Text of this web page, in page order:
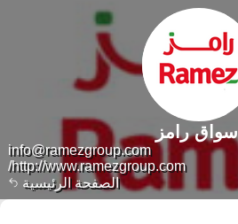
الصفحة الرئيسية
info@ramezgroup.com
http://www.ramezgroup.com/
أسواق رامز